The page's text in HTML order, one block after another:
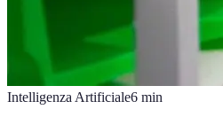
Intelligenza Artificiale6 min